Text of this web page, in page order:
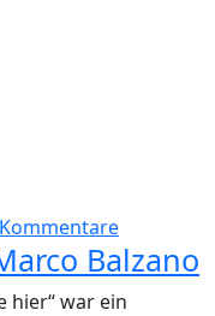
Balzano
hier“ war ein